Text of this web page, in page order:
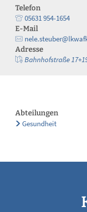
Telefon
05631 954-1654
E-Mail
Adresse
Bahnhofstraße
Abteilungen
Gesundheit